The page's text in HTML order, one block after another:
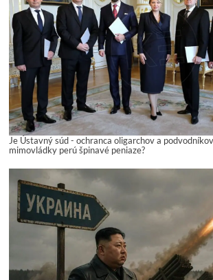
Je Ústavný súd - ochranca oligarchov a
mimovládky perú špinavé peniaze?